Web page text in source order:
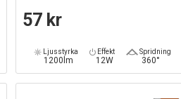
57 kr
Ljusstyrka
1200lm
Effekt
12W
Spridning
360°